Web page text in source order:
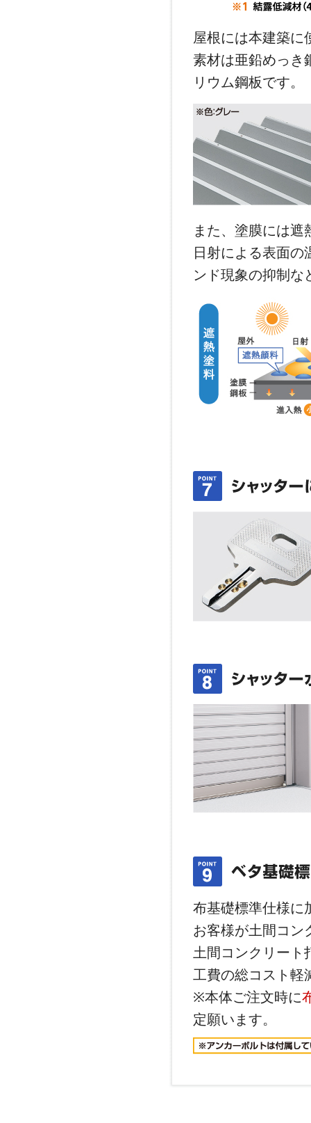
屋根には本建築に
素材は亜鉛めっき
リウム鋼板です。
また、塗膜には遮
日射による表面
ンド現象の抑制な
布基礎標準仕様に
お客様が土間コン
土間コンクリート
工費の総コスト軽
※本体ご注文時に
定願います。